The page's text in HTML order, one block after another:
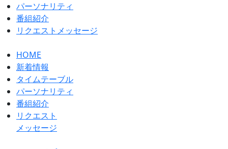
パーソナリティ
番組紹介
リクエストメッセージ
HOME
新着情報
タイムテーブル
パーソナリティ
番組紹介
リクエスト
メッセージ